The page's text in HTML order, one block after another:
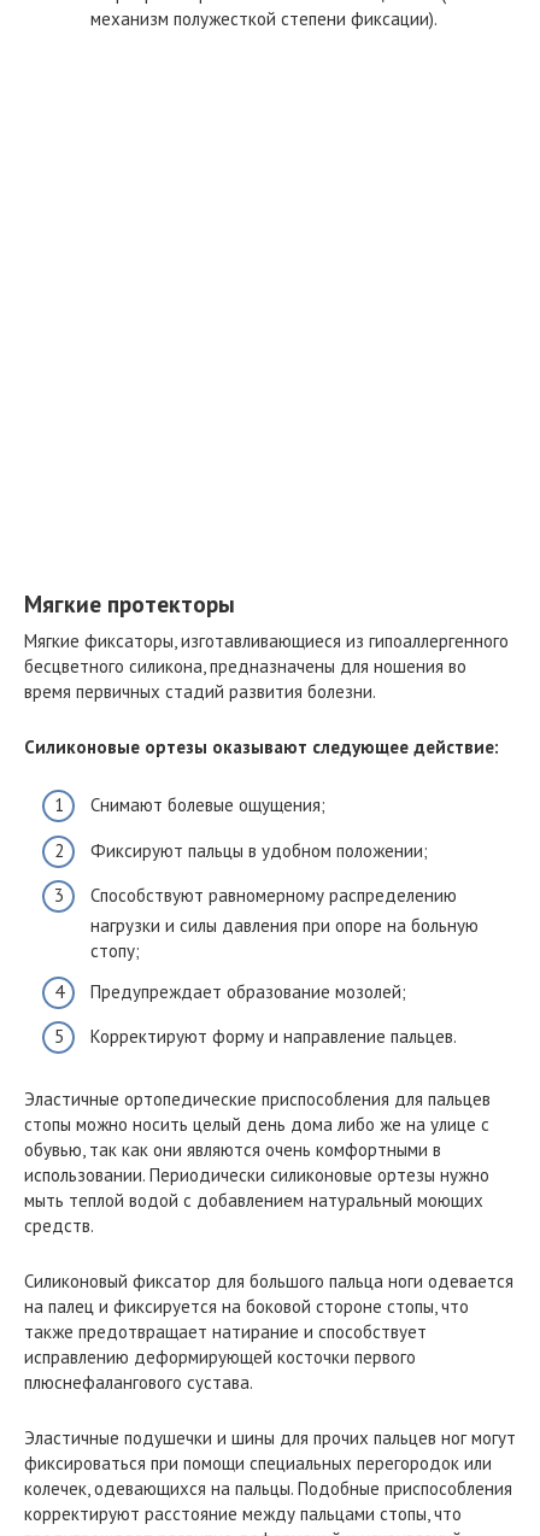
механизм полужесткой степени фиксации).
Мягкие протекторы
Мягкие фиксаторы, изготавливающиеся из гипоаллергенного
бесцветного силикона, предназначены для ношения во
время первичных стадий развития болезни.
Силиконовые ортезы оказывают следующее действие:
Снимают болевые ощущения;
Фиксируют пальцы в удобном положении;
Способствуют равномерному распределению
нагрузки и силы давления при опоре на больную
стопу;
Предупреждает образование мозолей;
Корректируют форму и направление пальцев.
Эластичные ортопедические приспособления для пальцев
стопы можно носить целый день дома либо же на улице с
обувью, так как они являются очень комфортными в
использовании. Периодически силиконовые ортезы нужно
мыть теплой водой с добавлением натуральный моющих
средств.
Силиконовый фиксатор для большого пальца ноги одевается
на палец и фиксируется на боковой стороне стопы, что
также предотвращает натирание и способствует
исправлению деформирующей косточки первого
плюснефалангового сустава.
Эластичные подушечки и шины для прочих пальцев ног могут
фиксироваться при помощи специальных перегородок или
колечек, одевающихся на пальцы. Подобные приспособления
корректируют расстояние между пальцами стопы, что